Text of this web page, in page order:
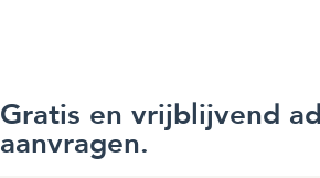
Gratis en vrijblijvend
aanvragen.